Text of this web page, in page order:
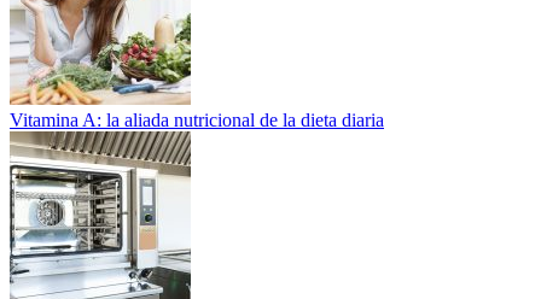
Vitamina A: la aliada nutricional de la dieta diaria